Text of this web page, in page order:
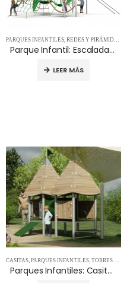
PARQUES INFANTILES, REDES Y PIRÁMIDES
Parque Infantil: Escalada PHANTEON 15.23.401
LEER MÁS
,TORRES Y ESTRUCTURAS
CASITAS PARQUES INFANTILES TORRES Y ESTRUCTURAS
Parques Infantiles: Casitas Harena Fábula 0905106001